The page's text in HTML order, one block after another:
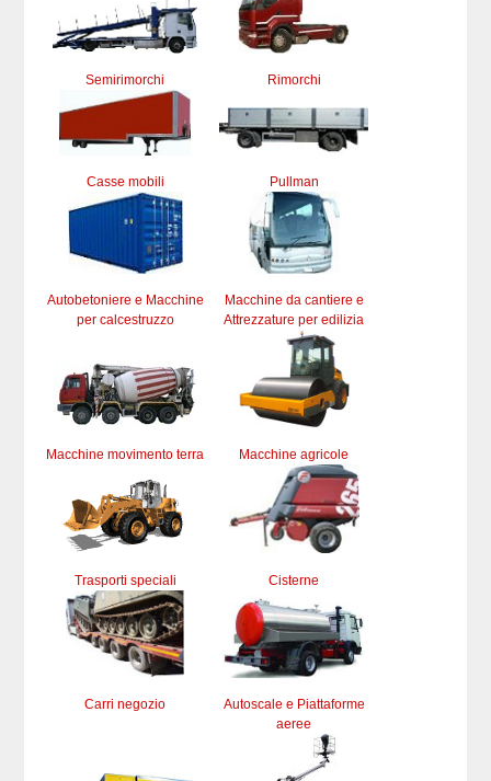
Semirimorchi Rimorchi
Casse mobili Pullman
Autobetoniere e Macchine
per calcestruzzo
Macchine da cantiere e
Attrezzature per edilizia
Macchine movimento terra Macchine agricole
Trasporti speciali Cisterne
Carri negozio
Autoscale e Piattaforme
aeree